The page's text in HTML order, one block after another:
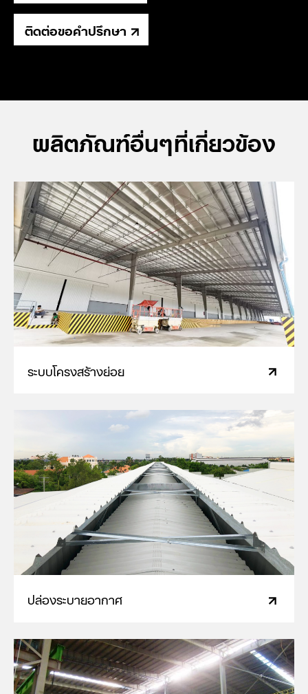
ติดต่อขอคำปรึกษา
ผลิตภัณฑ์อื่นๆที่เกี่ยวข้อง
ระบบโครงสร้างย่อย
ปล่องระบายอากาศ